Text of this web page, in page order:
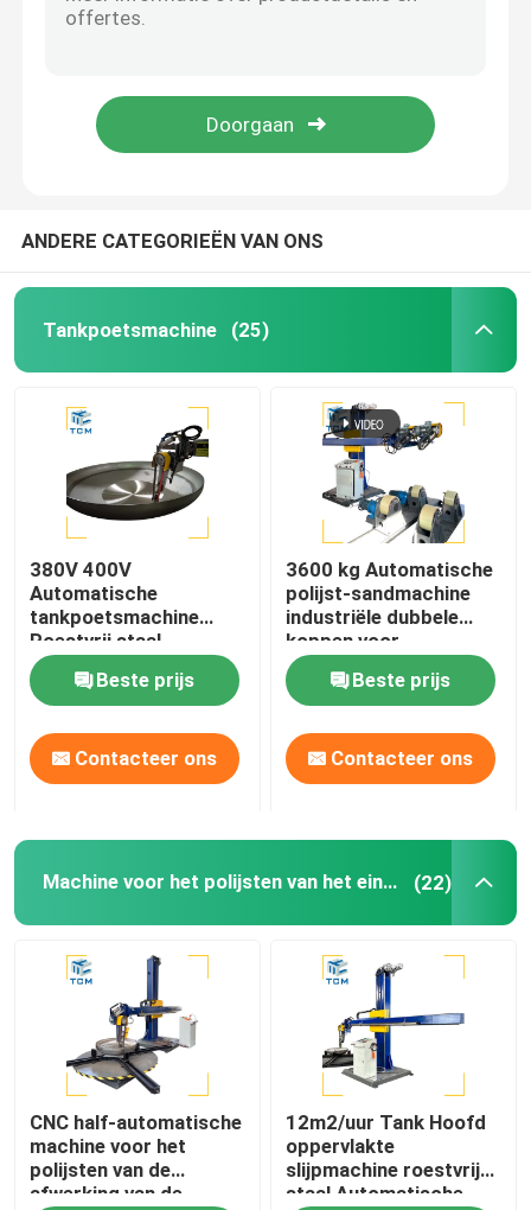
CNC Oppoetsende Machine
Draadpoetsmachine
Automatische polijstmachine met stalen elleboog
Schommelmachine
Laspoelmachine
Kegelbuigmachine
Oppoetsende verbruiksgoederen
ANDERE CATEGORIEËN VAN ONS
Tankpoetsmachine (25)
380V 400V
Automatische
tankpoetsmachine
Roestvrij staal
koppoetser tank
schelppoetser
Beste prijs
Contacteer ons
3600 kg Automatische
polijst-sandmachine
industriële dubbele
koppen voor
tankvaartuigen
Beste prijs
Contacteer ons
Machine voor het polijsten van het eind van de schaal (22)
CNC half-automatische
machine voor het
polijsten van de
afwerking van de
12m2/uur Tank Hoofd
oppervlakte
slijpmachine roestvrij
staal Automatische